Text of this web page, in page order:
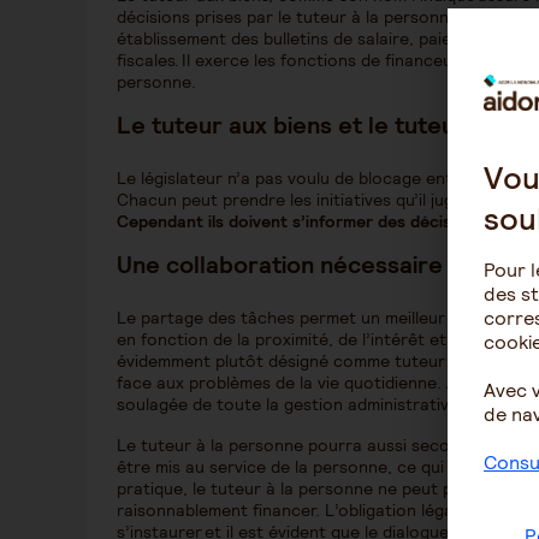
décisions prises par le tuteur à la personne. Il le
établissement des bulletins de salaire, paiements
fiscales. Il exerce les fonctions de financeur. Il
personne.
Le tuteur aux biens et le tuteur à la
Le législateur n’a pas voulu de blocage entre les
Chacun peut prendre les initiatives qu’il juge
Cependant ils doivent s’informer des décisions qu’ils
Une collaboration nécessaire
Le partage des tâches permet un meilleur équilibre
en fonction de la proximité, de l’intérêt et de la
évidemment plutôt désigné comme tuteur à la
face aux problèmes de la vie quotidienne. Avec
soulagée de toute la gestion administrative.
Le tuteur à la personne pourra aussi seconder sur
être mis au service de la personne, ce qui donne
pratique, le tuteur à la personne ne peut pas
raisonnablement financer. L’obligation légale de
s’instaurer et il est évident que le dialogue entre les
Pour
des
Avec
de